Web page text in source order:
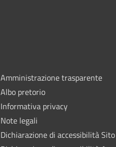
Amministrazione trasparente
Albo pretorio
Informativa privacy
Note legali
Dichiarazione di accessibilità Sito